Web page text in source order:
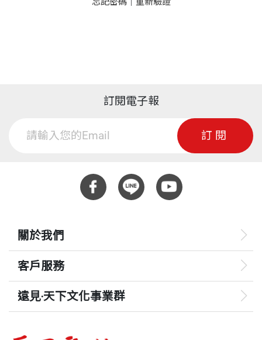
訂閱電子報
訂閱
關於我們
客戶服務
遠見‧天下文化事業群